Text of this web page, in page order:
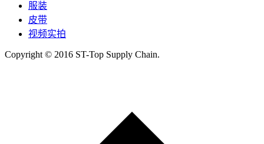
服装
皮带
视频实拍
Copyright © 2016 ST-Top Supply Chain.